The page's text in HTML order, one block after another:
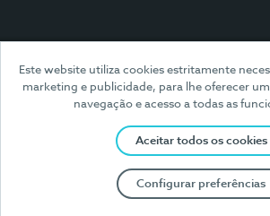
Este website utiliza cookies estritamente
marketing e publicidade, para lhe oferecer
navegação e acesso a todas as
Aceitar todos os cookies
Configurar preferências